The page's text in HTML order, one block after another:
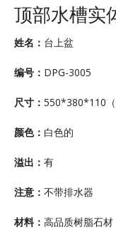
顶部水槽实
姓名： 台上盆
编号： DPG-3005
尺寸： 550*380*110（
颜色： 白色的
溢出： 有
注意： 不带排水器
材料： 高品质树脂石材